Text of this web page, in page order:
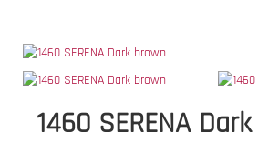
1460 SERENA